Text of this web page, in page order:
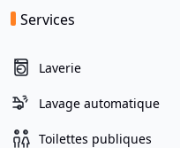
Services
Laverie
Lavage automatique
Toilettes publiques